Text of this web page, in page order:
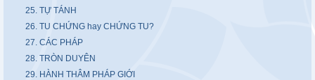
25. TỰ TÁNH
26. TU CHỨNG hay CHỨNG TU?
27. CÁC PHÁP
28. TRÒN DUYÊN
29. HÀNH THÂM PHÁP GIỚI